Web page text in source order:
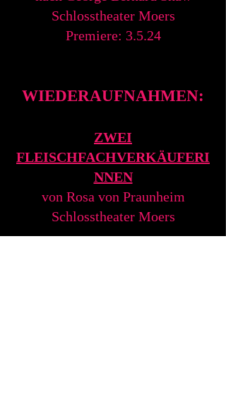
Schlosstheater Moers
Premiere: 3.5.24
WIEDERAUFNAHMEN:
ZWEI
FLEISCHFACHVERKÄUFERI
NNEN
von Rosa von Praunheim
Schlosstheater Moers